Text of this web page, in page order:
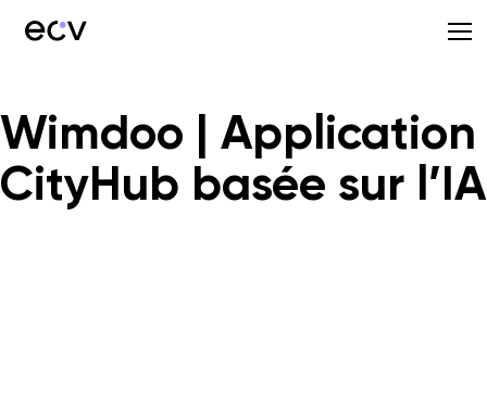
Wimdoo | Application
CityHub basée sur l’IA